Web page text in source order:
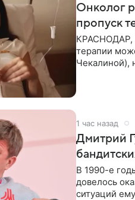
Онколог
пропуск
КРАСНОДАР,
терапии
Чекалиной),
1 час назад
Дмитрий
В 1990-е
довелось
ситуаций